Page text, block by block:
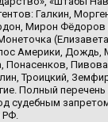
Галкин,
Мирон Фёдоров
Америки, Дождь,
Понасенков,
Троицкий,
Полный перечень
судебным
РФ.